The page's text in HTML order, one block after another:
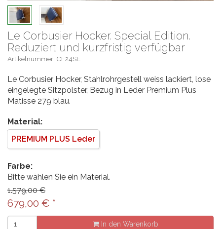
Le Corbusier Hocker. Special Edition.
Reduziert und kurzfristig verfügbar
Artikelnummer: CF24SE
Le Corbusier Hocker, Stahlrohrgestell weiss lackiert, lose
eingelegte Sitzpolster, Bezug in Leder Premium Plus
Matisse 279 blau.
Material:
PREMIUM PLUS Leder
Farbe:
Bitte wählen Sie ein Material.
1.579,00 €
679,00 € *
In den Warenkorb